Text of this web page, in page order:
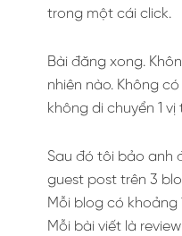
trong một cái click.
Bài đăng xong.
nhiên nào. Không
không di chuyển 1
Sau đó tôi bảo anh
guest post trên 3
Mỗi blog có khoảng
Mỗi bài viết là